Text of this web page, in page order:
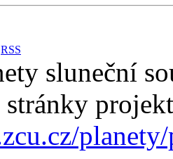
RSS
sluneční